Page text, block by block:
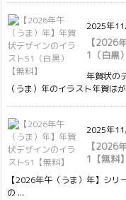
2025年11
【2026
1（白黒
年賀状の
（うま）年のイラスト年賀は
2025年11
【2026
1【無料】
【2026年午（うま）年】シ
の ...